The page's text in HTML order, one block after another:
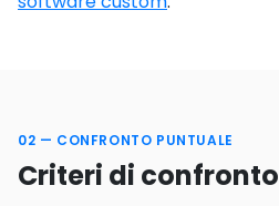
02 — CONFRONTO PUNTUALE
Criteri di confronto